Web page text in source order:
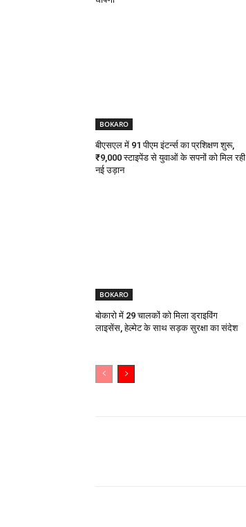
BOKARO
बीएसएल में 91 पीएम इंटर्न्स का प्रशिक्षण शुरू,
₹9,000 स्टाइपेंड से युवाओं के सपनों को मिल रही
नई उड़ान
BOKARO
बोकारो में 29 चालकों को मिला ड्राइविंग
लाइसेंस, हेल्मेट के साथ सड़क सुरक्षा का संदेश